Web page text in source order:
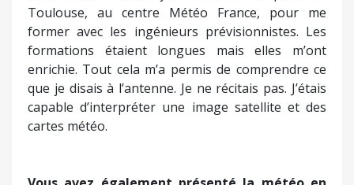
J’y allais 2 ou 3 fois par semaine. Il m’a appris tout
ce qu'il pouvait et a fait un boulot extraordinaire
avec moi. Ensuite, j'ai demandé à partir à
Toulouse, au centre Météo France, pour me
former avec les ingénieurs prévisionnistes. Les
formations étaient longues mais elles m’ont
enrichie. Tout cela m’a permis de comprendre ce
cartes météo.